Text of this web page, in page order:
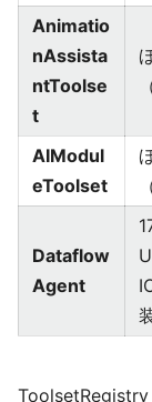
Animatio
nAssista
ntToolse
t
AIModul
eToolset
Dataflow
Agent
ToolsetRegistry